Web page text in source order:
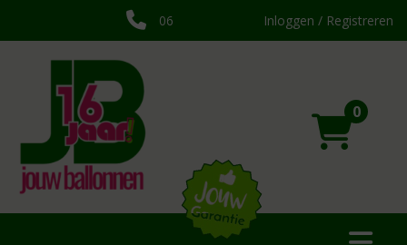
06 Inloggen / Registreren
0